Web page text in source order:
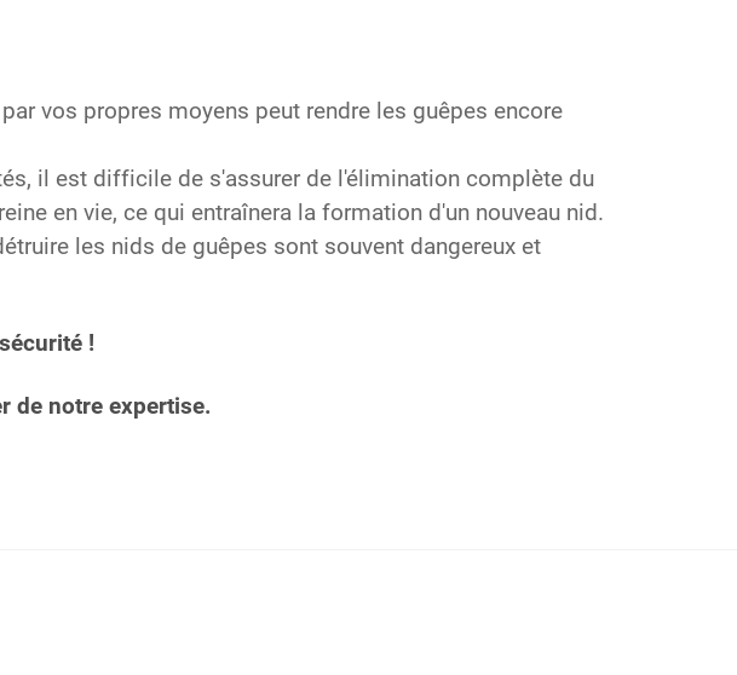
vos propres moyens peut rendre les guêpes encore
il est difficile de s'assurer de l'élimination complète du
en vie, ce qui entraînera la formation d'un nouveau nid.
les nids de guêpes sont souvent dangereux et
!
de notre expertise.